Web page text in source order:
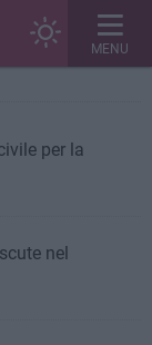
MENU
per la
nel